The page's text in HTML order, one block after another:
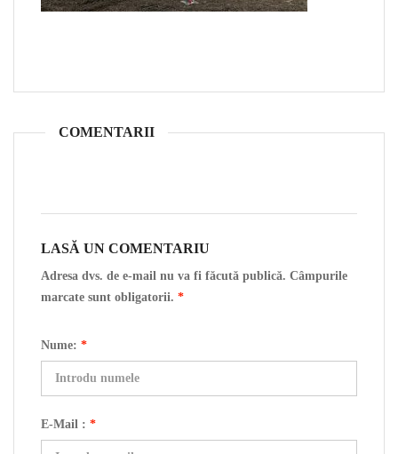
COMENTARII
LASĂ UN COMENTARIU
Adresa dvs. de e-mail nu va fi făcută publică. Câmpurile
marcate sunt obligatorii. *
Nume: *
E-Mail : *